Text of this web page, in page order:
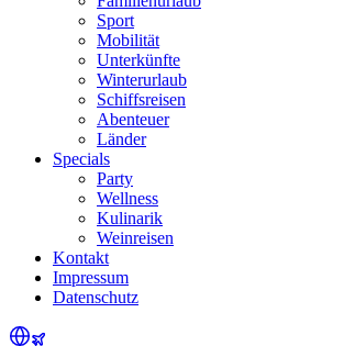
Sport
Mobilität
Unterkünfte
Winterurlaub
Schiffsreisen
Abenteuer
Länder
Specials
Party
Wellness
Kulinarik
Weinreisen
Kontakt
Impressum
Datenschutz